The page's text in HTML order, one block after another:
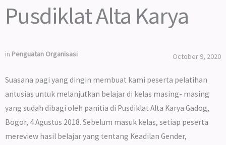
Pusdiklat Alta Karya
in Penguatan Organisasi October 9, 2020
Suasana pagi yang dingin membuat kami peserta pelatihan
antusias untuk melanjutkan belajar di kelas masing- masing
yang sudah dibagi oleh panitia di Pusdiklat Alta Karya Gadog,
Bogor, 4 Agustus 2018. Sebelum masuk kelas, setiap peserta
mereview hasil belajar yang tentang Keadilan Gender,